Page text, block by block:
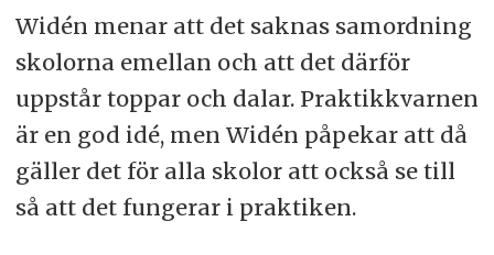
Widén menar att det saknas samordning
skolorna emellan och att det därför
uppstår toppar och dalar. Praktikkvarnen
är en god idé, men Widén påpekar att då
gäller det för alla skolor att också se till
så att det fungerar i praktiken.